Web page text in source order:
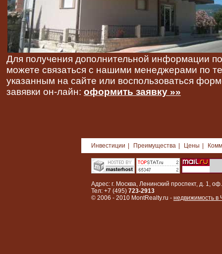
Для получения дополнительной информации
можете связаться с нашими менеджерами по
указанным на сайте или воспользоваться
завявки он-лайн: оформить заявку »»
Инвестиции Преимущества Цены
Адрес: г. Москва, Ленинский проспект, д. 1,
Тел: +7 (495) 723-2913
© 2006 - 2010 MontRealty.ru - недвижимость в